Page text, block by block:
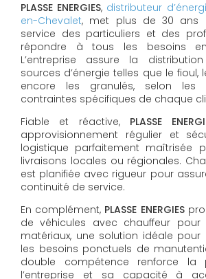
PLASSE ENERGIES, distributeur
en-Chevalet, met plus de 30 ans
service des particuliers et des
répondre à tous les besoins
L’entreprise assure la
sources d’énergie telles que le fioul,
encore les granulés, selon
contraintes spécifiques de chaque
Fiable et réactive, PLASSE
approvisionnement régulier et
logistique parfaitement maîtrisée
livraisons locales ou régionales.
est planifiée avec rigueur pour
continuité de service.
En complément, PLASSE ENERGIES
de véhicules avec chauffeur
matériaux, une solution idéale
les besoins ponctuels de
double compétence renforce la
l’entreprise et sa capacité à